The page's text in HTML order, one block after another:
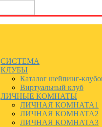
СИСТЕМА
КЛУБЫ
Каталог шейпинг-
Виртуальный клуб
ЛИЧНЫЕ КОМНАТЫ
ЛИЧНАЯ КОМНАТА1
ЛИЧНАЯ КОМНАТА2
ЛИЧНАЯ КОМНАТА3